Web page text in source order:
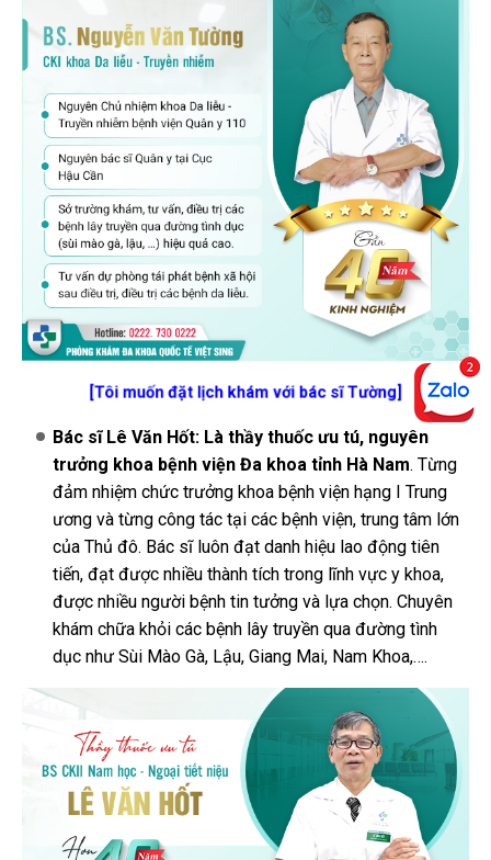
[Tôi muốn đặt lịch khám với bác sĩ Tường]
Bác sĩ Lê Văn Hốt: Là thầy thuốc ưu tú, nguyên
trưởng khoa bệnh viện Đa khoa tỉnh Hà Nam. Từng
đảm nhiệm chức trưởng khoa bệnh viện hạng I Trung
ương và từng công tác tại các bệnh viện, trung tâm lớn
của Thủ đô. Bác sĩ luôn đạt danh hiệu lao động tiên
tiến, đạt được nhiều thành tích trong lĩnh vực y khoa,
được nhiều người bệnh tin tưởng và lựa chọn. Chuyên
khám chữa khỏi các bệnh lây truyền qua đường tình
dục như Sùi Mào Gà, Lậu, Giang Mai, Nam Khoa,….